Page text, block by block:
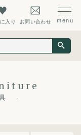
入り お問い合わせ